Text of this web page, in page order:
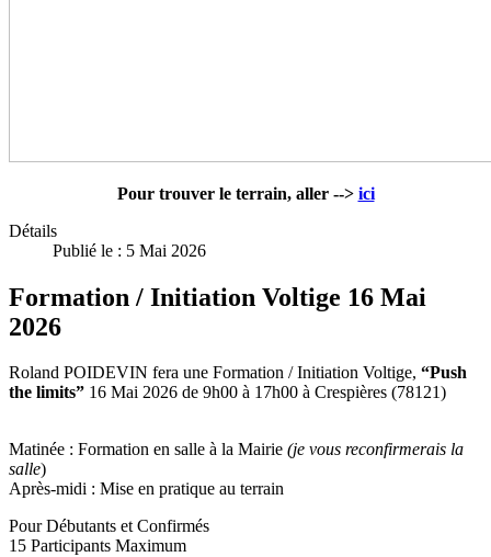
Pour trouver le terrain, aller --> ici
Détails
Publié le : 5 Mai 2026
Formation / Initiation Voltige 16 Mai
2026
Roland POIDEVIN fera une Formation / Initiation Voltige, “Push
the limits” 16 Mai 2026 de 9h00 à 17h00 à Crespières (78121)
Matinée : Formation en salle à la Mairie (je vous reconfirmerais la
salle)
Après-midi : Mise en pratique au terrain
Pour Débutants et Confirmés
15 Participants Maximum